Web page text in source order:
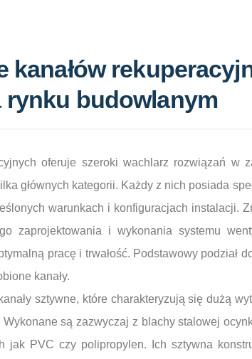
kanałów
rynku budowlanym
oferuje szeroki wachlarz rozwiązań w
głównych kategorii. Każdy z nich posiada
warunkach i konfiguracjach instalacji.
zaprojektowania i wykonania systemu
pracę i trwałość. Podstawowy podział
kanały.
sztywne, które charakteryzują się dużą
są zazwyczaj z blachy stalowej
jak PVC czy polipropylen. Ich sztywna